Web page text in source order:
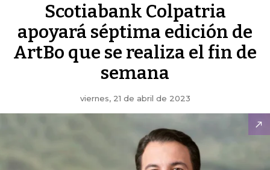
Scotiabank Colpatria
apoyará séptima edición de
ArtBo que se realiza el fin de
semana
viernes, 21 de abril de 2023